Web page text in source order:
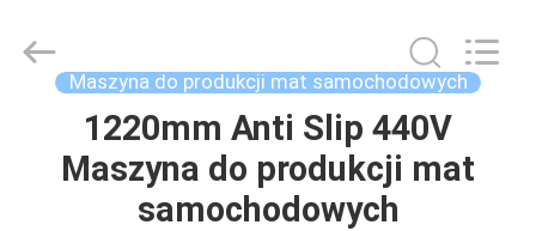
STRONA
GŁÓWNA
Maszyna do produkcji mat samochodowych
1220mm Anti Slip 440V
Maszyna do produkcji mat
samochodowych